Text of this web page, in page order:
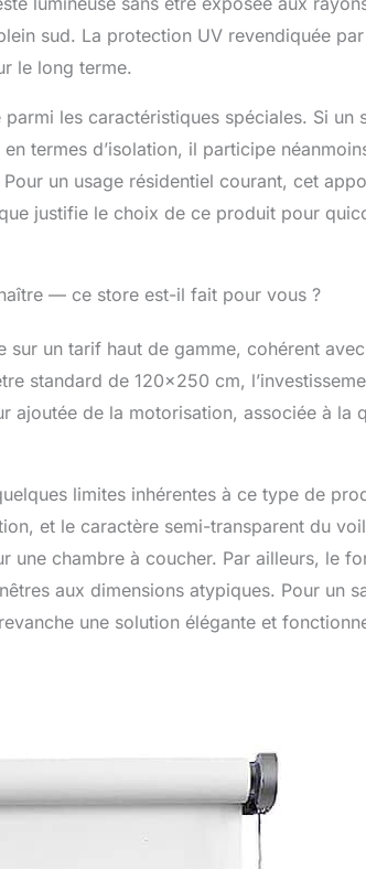
sud. La protection UV revendiquée
le long terme.
parmi les caractéristiques spéciales. Si
termes d’isolation, il participe
un usage résidentiel courant, cet
justifie le choix de ce produit pour
— ce store est-il fait pour vous ?
sur un tarif haut de gamme, cohérent
standard de 120×250 cm,
ajoutée de la motorisation, associée à la
limites inhérentes à ce type de
et le caractère semi-transparent du
une chambre à coucher. Par ailleurs, le
aux dimensions atypiques. Pour un
une solution élégante et